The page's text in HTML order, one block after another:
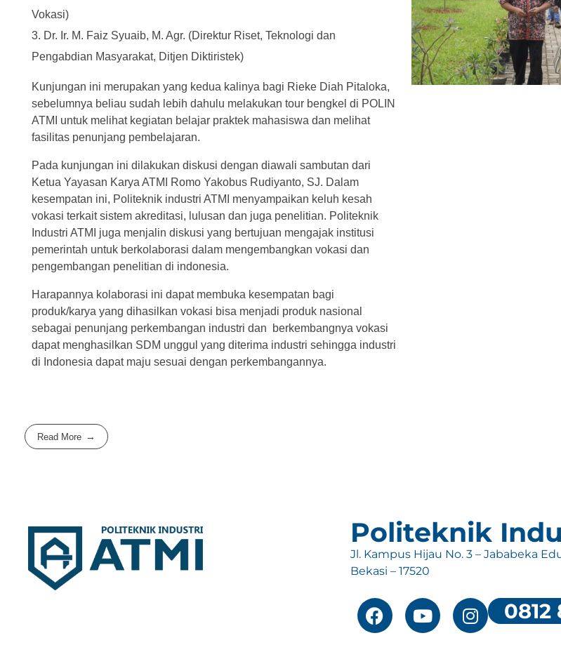
Vokasi)
Dr. Ir. M. Faiz Syuaib, M. Agr. (Direktur Riset, Teknologi dan
Pengabdian Masyarakat, Ditjen Diktiristek)
Kunjungan ini merupakan yang kedua kalinya bagi Rieke Diah Pitaloka,
sebelumnya beliau sudah lebih dahulu melakukan tour bengkel di POLIN
ATMI untuk melihat kegiatan belajar praktek mahasiswa dan melihat
fasilitas penunjang pembelajaran.
Pada kunjungan ini dilakukan diskusi dengan diawali sambutan dari
Ketua Yayasan Karya ATMI Romo Yakobus Rudiyanto, SJ. Dalam
kesempatan ini, Politeknik industri ATMI menyampaikan keluh kesah
vokasi terkait sistem akreditasi, lulusan dan juga penelitian. Politeknik
Industri ATMI juga menjalin diskusi yang bertujuan mengajak institusi
pemerintah untuk berkolaborasi dalam mengembangkan vokasi dan
pengembangan penelitian di indonesia.
Harapannya kolaborasi ini dapat membuka kesempatan bagi
produk/karya yang dihasilkan vokasi bisa menjadi produk nasional
sebagai penunjang perkembangan industri dan berkembangnya vokasi
dapat menghasilkan SDM unggul yang diterima industri sehingga industri
di Indonesia dapat maju sesuai dengan perkembangannya.
Read More
Politeknik
Jl. Kampus Hijau No. 3 – Jababeka
Bekasi – 17520
0812